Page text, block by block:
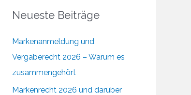
Neueste Beiträge
Markenanmeldung und
Vergaberecht 2026 – Warum es
zusammengehört
Markenrecht 2026 und darüber